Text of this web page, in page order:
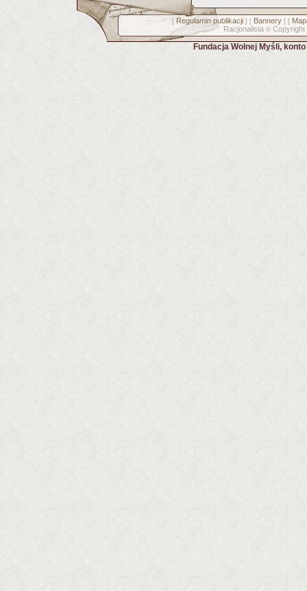
[ Regulamin publikacji] [ Bannery] [
Racjonalista © Copyright
Fundacja Wolnej Myśli,